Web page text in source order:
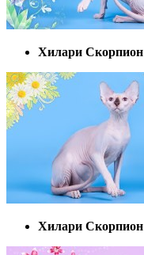
Хилари Скорпион
Хилари Скорпион